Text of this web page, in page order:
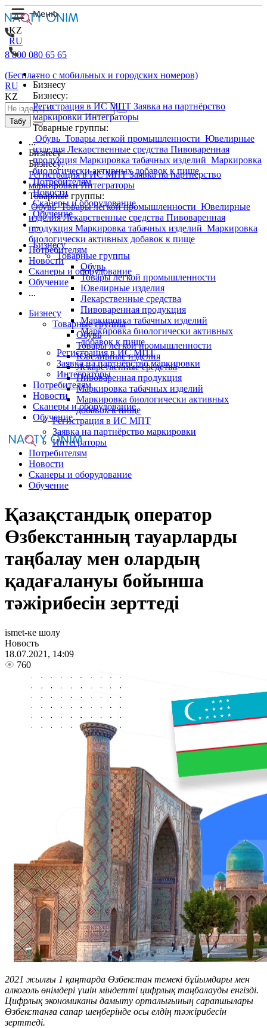
KZ
RU
...
Бизнесу
Бизнесу:
Регистрация в ИС МПТ Заявка на партнёрство
маркировкиИнтеграторы
Товарные группы:
Обувь Товары легкой промышленности Ювелирные
изделия Лекарственные средства Пивоваренная
продукция Маркировка табачных изделий Маркировка
биологически активных добавок к пище
Потребителям
Новости
Сканеры и оборудование
Обучение
...
Бизнесу
Товарные группы
Обувь
Товары легкой промышленности
Ювелирные изделия
Лекарственные средства
Пивоваренная продукция
Маркировка табачных изделий
Маркировка биологически активных
добавок к пище
Регистрация в ИС МПТ
Заявка на партнёрство маркировки
Интеграторы
Потребителям
Новости
Сканеры и оборудование
Обучение
8 800 080 65 65
(Бесплатно с мобильных и городских номеров)
RU
KZ
Табу
...
Бизнесу
Бизнесу:
Регистрация в ИС МПТЗаявка на партнёрство
маркировкиИнтеграторы
Товарные группы:
ОбувьТовары легкой промышленности Ювелирные
изделияЛекарственные средства Пивоваренная
продукция Маркировка табачных изделий Маркировка
биологически активных добавок к пище
Потребителям
Новости
Сканеры и оборудование
Обучение
...
Бизнесу
Товарные группы
Обувь
Товары легкой промышленности
Ювелирные изделия
Лекарственные средства
Пивоваренная продукция
Маркировка табачных изделий
Маркировка биологически активных
добавок к пище
Регистрация в ИС МПТ
Заявка на партнёрство маркировки
Интеграторы
Потребителям
Новости
Сканеры и оборудование
Обучение
Қазақстандық оператор
Өзбекстанның тауарларды
таңбалау мен олардың
қадағалануы бойынша
тәжірибесін зерттеді
ismet-ке шолу
Новость
18.07.2021, 14:09
760
2021 жылғы 1 қаңтарда Өзбекстан темекі бұйымдары мен
алкоголь өнімдері үшін міндетті цифрлық таңбалауды енгізді.
Цифрлық экономиканы дамыту орталығының сарапшылары
Өзбекстанға сапар шеңберінде осы елдің тәжірибесін
зерттеді.